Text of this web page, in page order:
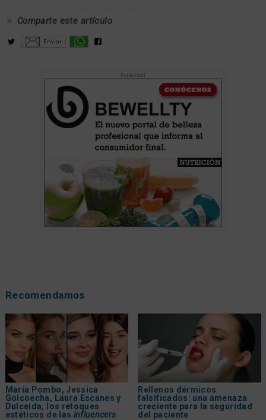
Comparte este artículo
Recomendamos
María Pombo, Jessica
Goicoecha, Laura Escanes y
Dulceida, los retoques
estéticos de las influencers
Rellenos dérmicos
falsificados: una amenaza
creciente para la seguridad
del paciente